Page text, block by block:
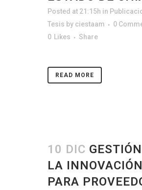
Posted at 21:15h in
Tesis by ciestaam
0
0 Likes Share
READ MORE
10 DIC
LA INNOVACIÓN
PARA